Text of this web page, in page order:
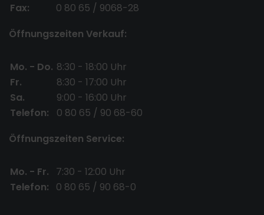
Fax:
0 80 65 / 9068-28
Öffnungszeiten Verkauf:
Mo. - Do. 8:30 - 18:00 Uhr
Fr.
8:30 - 17:00 Uhr
Sa.
9:00 - 16:00 Uhr
Telefon:
0 80 65 / 90 68-60
Öffnungszeiten Service:
Mo. - Fr.
7:30 - 12:00 Uhr
Telefon:
0 80 65 / 90 68-0